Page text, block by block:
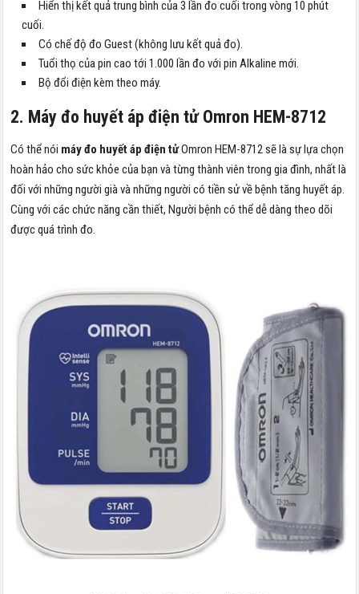
Hiển thị kết quả trung bình của 3 lần đo cuối trong vòng 10 phút
cuối.
Có chế độ đo Guest (không lưu kết quả đo).
Tuổi thọ của pin cao tới 1.000 lần đo với pin Alkaline mới.
Bộ đổi điện kèm theo máy.
2. Máy đo huyết áp điện tử Omron HEM-8712
Có thể nói máy đo huyết áp điện tửOmron HEM-8712 sẽ là sự lựa chọn
hoàn hảo cho sức khỏe của bạn và từng thành viên trong gia đình, nhất là
đối với những người già và những người có tiền sử về bệnh tăng huyết áp.
Cùng với các chức năng cần thiết, Người bệnh có thể dễ dàng theo dõi
được quá trình đo.